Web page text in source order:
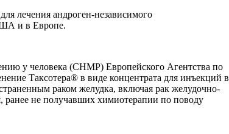
лечения андроген-независимого
и в Европе.
у человека (CHMP) Европейского Агентства по
Таксотера® в виде концентрата для инъекций в
раком желудка, включая рак желудочно-
не получавших химиотерапии по поводу